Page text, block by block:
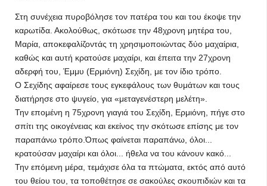
Στη συνέχεια πυροβόλησε τον πατέρα του και του έκοψε την
καρωτίδα. Ακολούθως, σκότωσε την 48χρονη μητέρα του,
Μαρία, αποκεφαλίζοντάς τη χρησιμοποιώντας δύο μαχαίρια,
καθώς και αυτή κρατούσε μαχαίρι, και έπειτα την 27χρονη
αδερφή του, Έμμυ (Ερμιόνη) Σεχίδη, με τον ίδιο τρόπο.
Ο Σεχίδης αφαίρεσε τους εγκεφάλους των θυμάτων και τους
διατήρησε στο ψυγείο, για «μεταγενέστερη μελέτη».
Την επομένη η 75χρονη γιαγιά του Σεχίδη, Ερμιόνη, πήγε στο
σπίτι της οικογένειας και εκείνος την σκότωσε επίσης με τον
παραπάνω τρόπο.Όπως φαίνεται παραπάνω, όλοι...
κρατούσαν μαχαίρι και όλοι... ήθελα να του κάνουν κακό...
Την επόμενη μέρα, τεμάχισε όλα τα πτώματα, εκτός από αυτό
του θείου του, τα τοποθέτησε σε σακούλες σκουπιδιών και τα